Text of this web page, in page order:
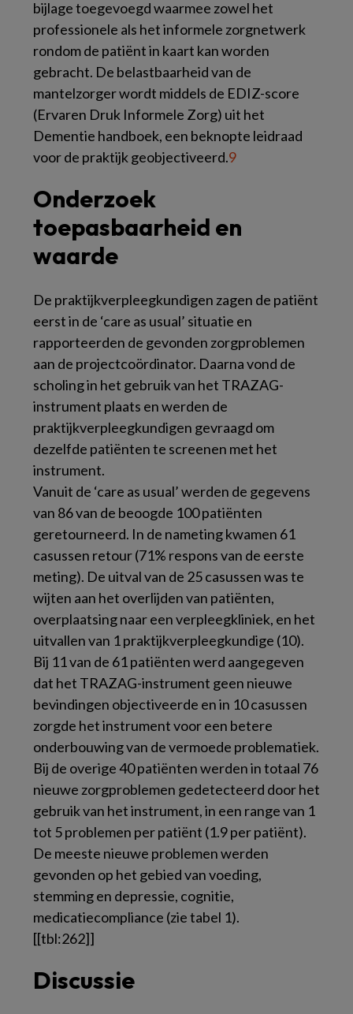
bijlage toegevoegd waarmee zowel het
professionele als het informele zorgnetwerk
rondom de patiënt in kaart kan worden
gebracht. De belastbaarheid van de
mantelzorger wordt middels de EDIZ-score
(Ervaren Druk Informele Zorg) uit het
Dementie handboek, een beknopte leidraad
voor de praktijkgeobjectiveerd.9
Onderzoek
toepasbaarheid en
waarde
De praktijkverpleegkundigen zagen de patiënt
eerst in de ‘care as usual’ situatie en
rapporteerden de gevonden zorgproblemen
aan de projectcoördinator. Daarna vond de
scholing in het gebruik van het TRAZAG-
instrument plaats en werden de
praktijkverpleegkundigen gevraagd om
dezelfde patiënten te screenen met het
instrument.
Vanuit de ‘care as usual’ werden de gegevens
van 86 van de beoogde 100 patiënten
geretourneerd. In de nameting kwamen 61
casussen retour (71% respons van de eerste
meting). De uitval van de 25 casussen was te
wijten aan het overlijden van patiënten,
overplaatsing naar een verpleegkliniek, en het
uitvallen van 1 praktijkverpleegkundige (10).
Bij 11 van de 61 patiënten werd aangegeven
dat het TRAZAG-instrument geen nieuwe
bevindingen objectiveerde en in 10 casussen
zorgde het instrument voor een betere
onderbouwing van de vermoede problematiek.
Bij de overige 40 patiënten werden in totaal 76
nieuwe zorgproblemen gedetecteerd door het
gebruik van het instrument, in een range van 1
tot 5 problemen per patiënt (1.9 per patiënt).
De meeste nieuwe problemen werden
gevonden op het gebied van voeding,
stemming en depressie, cognitie,
medicatiecompliance (zie tabel 1).
[[tbl:262]]
Discussie